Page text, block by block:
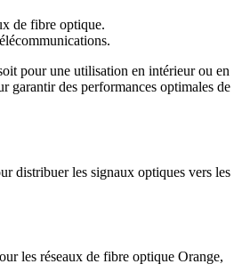
de fibre optique.
pour une utilisation en intérieur ou en
garantir des performances optimales de
distribuer les signaux optiques vers les
les réseaux de fibre optique Orange,